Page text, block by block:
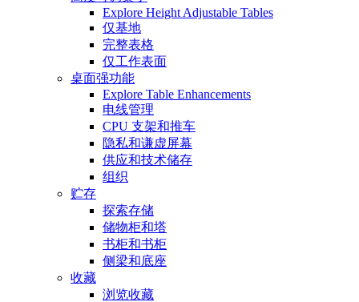
Explore Height Adjustable Tables
仅基地
完整表格
仅工作表面
桌面强功能
Explore Table Enhancements
电线管理
CPU 支架和推车
隐私和谦虚屏幕
供应和技术储存
组织
贮存
探索存储
储物柜和塔
书柜和书柜
侧梁和底座
收藏
浏览收藏